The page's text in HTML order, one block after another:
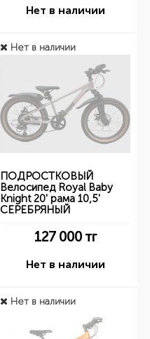
Нет в наличии
Нет в наличии
ПОДРОСТКОВЫЙ
Велосипед Royal Baby
Knight 20' рама 10,5'
СЕРЕБРЯНЫЙ
127 000тг
Нет в наличии
Нет в наличии